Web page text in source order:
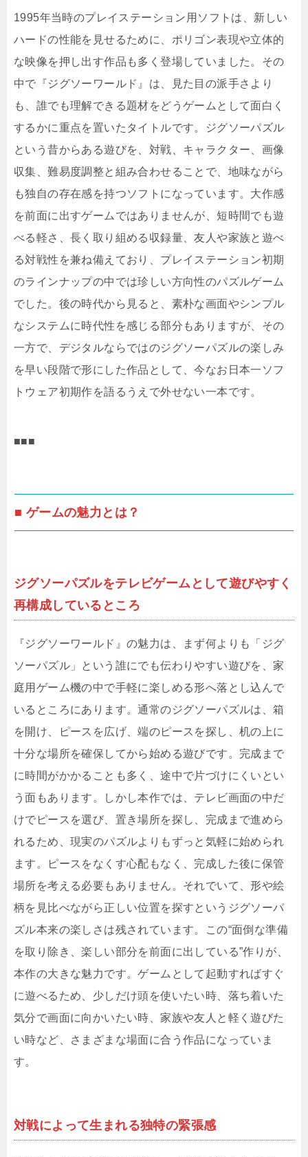
1995年当時のプレイステーション用ソフトは、新しい
ハードの性能を見せるために、ポリゴン表現や立体的
な映像を押し出す作品も多く登場していました。その
中で『ジグソーワールド』は、見た目の派手さより
も、誰でも理解できる題材をどうゲームとして面白く
するかに重点を置いたタイトルです。ジグソーパズル
という昔からある遊びを、対戦、キャラクター、画像
収集、難易度調整と組み合わせることで、地味ながら
も独自の存在感を持つソフトになっています。大作感
を前面に出すゲームではありませんが、短時間でも遊
べる軽さ、長く取り組める収録量、友人や家族と遊べ
る対戦性を兼ね備えており、プレイステーション初期
のラインナップの中では珍しい方向性のパズルゲーム
でした。後の時代から見ると、素朴な画面やシンプル
なシステムに時代性を感じる部分もありますが、その
一方で、デジタルならではのジグソーパズルの楽しみ
を早い段階で形にした作品として、今なお日本一ソフ
トウェア初期作を語るうえで外せない一本です。
■■■
■ ゲームの魅力とは？
ジグソーパズルをテレビゲームとして遊びやすく
再構成しているところ
『ジグソーワールド』の魅力は、まず何よりも「ジグ
ソーパズル」という誰にでも伝わりやすい遊びを、家
庭用ゲーム機の中で手軽に楽しめる形へ落とし込んで
いるところにあります。通常のジグソーパズルは、箱
を開け、ピースを広げ、端のピースを探し、机の上に
十分な場所を確保してから始める遊びです。完成まで
に時間がかかることも多く、途中で片づけにくいとい
う面もあります。しかし本作では、テレビ画面の中だ
けでピースを選び、置き場所を探し、完成まで進めら
れるため、現実のパズルよりもずっと気軽に始められ
ます。ピースをなくす心配もなく、完成した後に保管
場所を考える必要もありません。それでいて、形や絵
柄を見比べながら正しい位置を探すというジグソーパ
ズル本来の楽しさは残されています。この“面倒な準備
を取り除き、楽しい部分を前面に出している”作りが、
本作の大きな魅力です。ゲームとして起動すればすぐ
に遊べるため、少しだけ頭を使いたい時、落ち着いた
気分で画面に向かいたい時、家族や友人と軽く遊びた
い時など、さまざまな場面に合う作品になっていま
す。
対戦によって生まれる独特の緊張感